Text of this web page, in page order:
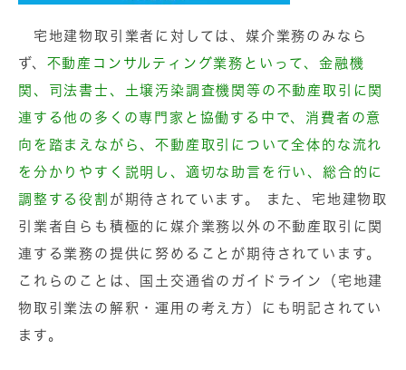
宅地建物取引業者に対しては、媒介業務のみなら
ず、 不動産コンサルティング業務といって、金融機
関、司法書士、土壌汚染調査機関等の不動産取引に関
連する他の多くの専門家と協働する中で、消費者の意
向を踏まえながら、不動産取引について全体的な流れ
を分かりやすく説明し、適切な助言を行い、総合的に
調整する役割 が期待されています。 また、宅地建物取
引業者自らも積極的に媒介業務以外の不動産取引に関
連する業務の提供に努めることが期待されています。
これらのことは、国土交通省のガイドライン（宅地建
物取引業法の解釈・運用の考え方）にも明記されてい
ます。